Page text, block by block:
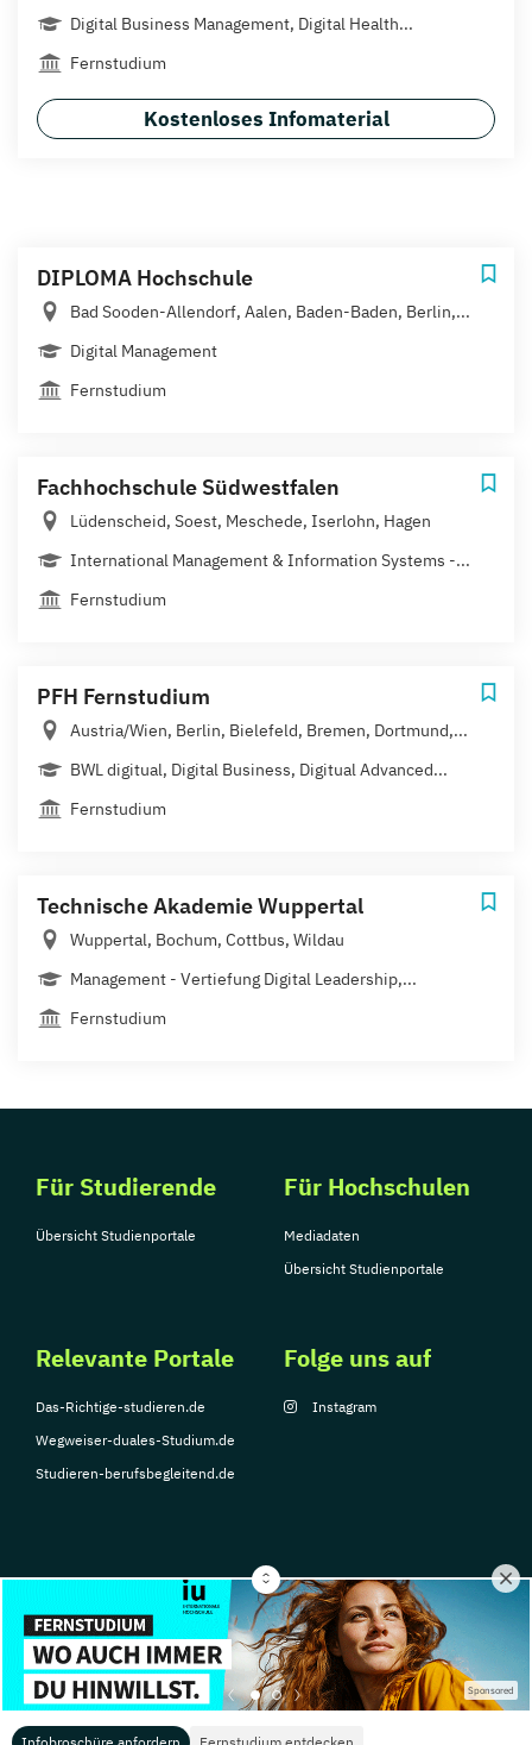
Sponsored
Digital Business Management, Digital Health...
Fernstudium
Kostenloses Infomaterial
DIPLOMA Hochschule
Bad Sooden-Allendorf, Aalen, Baden-Baden, Berlin,...
Digital Management
Fernstudium
Fachhochschule Südwestfalen
Lüdenscheid, Soest, Meschede, Iserlohn, Hagen
International Management & Information Systems -...
Fernstudium
PFH Fernstudium
Austria/Wien, Berlin, Bielefeld, Bremen, Dortmund,...
BWL digitual, Digital Business, Digitual Advanced...
Fernstudium
Technische Akademie Wuppertal
Wuppertal, Bochum, Cottbus, Wildau
Management - Vertiefung Digital Leadership,...
Fernstudium
Für Studierende
Übersicht Studienportale
Für Hochschulen
Mediadaten
Übersicht Studienportale
Relevante Portale
Das-Richtige-studieren.de
Wegweiser-duales-Studium.de
Studieren-berufsbegleitend.de
Folge uns auf
Instagram
© Copyright 2026, TarGroup Media GmbH
Impressum
Datenschutzerklärung Nutzungsbedingungen